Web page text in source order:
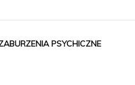
PSYCHICZNE